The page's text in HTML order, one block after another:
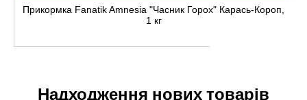
Прикормка Fanatik Amnesia "Часник Горох" Карась-Короп,
1 кг
Надходження нових товарів